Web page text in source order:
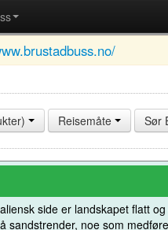
Reisemåte Sør
side er landskapet flatt
noe som